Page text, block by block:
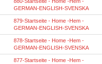
GERMAN-ENGLISH-SVENSKA
879-Startseite - Home -Hem -
GERMAN-ENGLISH-SVENSKA
878-Startseite - Home -Hem -
GERMAN-ENGLISH-SVENSKA
877-Startseite - Home -Hem -